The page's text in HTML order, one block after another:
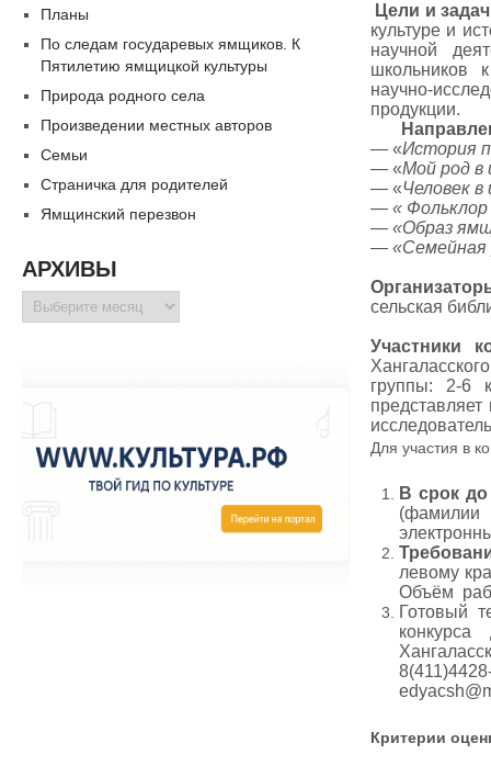
Цели и
культуре и
научной
школьников
научно-
продукции.
— «История
— «Мой род в
— «Человек
— « Фольклор
— «Образ
— «Семейная
сельская
Участники
группы: 2-6
Для участия в
В срок
(фамилии
левому
Объём
Готовый
конкурса
Критерии
Планы
По следам государевых ямщиков. К
Пятилетию ямщицкой культуры
Природа родного села
Произведении местных авторов
Семьи
Страничка для родителей
Ямщинский перезвон
АРХИВЫ
Архивы